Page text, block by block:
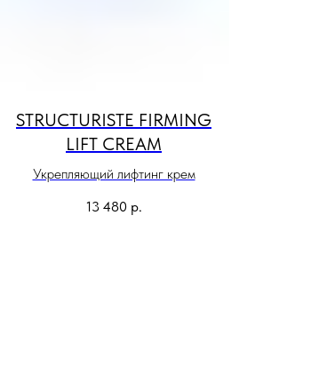
STRUCTURISTE FIRMING
LIFT CREAM
Укрепляющий лифтинг крем
13 480 р.